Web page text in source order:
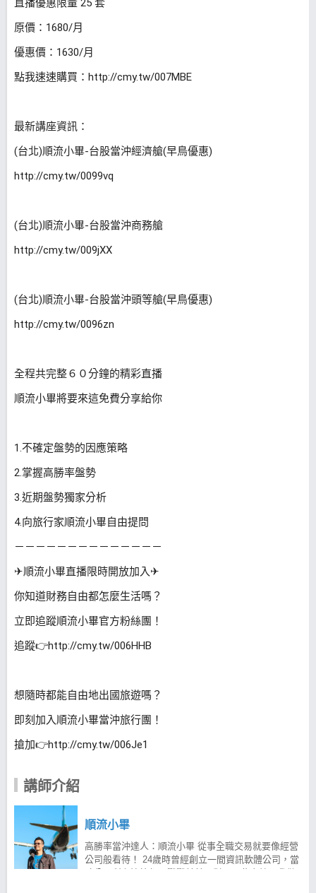
原價：1680/月
優惠價：1630/月
點我速速購買： http://cmy.tw/007MBE
最新講座資訊：
(台北)順流小畢-台股當沖經濟艙(早鳥優惠)
http://cmy.tw/0099vq
(台北)順流小畢-台股當沖商務艙
http://cmy.tw/009jXX
(台北)順流小畢-台股當沖頭等艙(早鳥優惠)
http://cmy.tw/0096zn
全程共完整６０分鐘的精彩直播
順流小畢將要來這免費分享給你
1.不確定盤勢的因應策略
2.掌握高勝率盤勢
3.近期盤勢獨家分析
4.向旅行家順流小畢自由提問
－－－－－－－－－－－－－－
✈順流小畢直播限時開放加入✈
你知道財務自由都怎麼生活嗎？
立即追蹤順流小畢官方粉絲團！
追蹤👉http://cmy.tw/006HHB
想隨時都能自由地出國旅遊嗎？
即刻加入順流小畢當沖旅行團！
搶加👉http://cmy.tw/006Je1
講師介紹
順流小畢
高勝率當沖達人：順流小畢 從事全職交易就要像經營
公司般看待！ 24歲時曾經創立一間資訊軟體公司，當